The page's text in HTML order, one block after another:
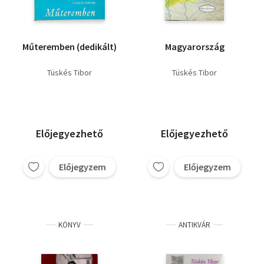
Műteremben (dedikált)
Tüskés Tibor
Előjegyezhető
Előjegyzem
Magyarország
Tüskés Tibor
Előjegyezhető
Előjegyzem
KÖNYV ANTIKVÁR